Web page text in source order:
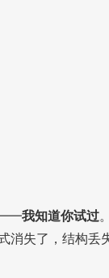
我知道你试过
消失了，结构丢